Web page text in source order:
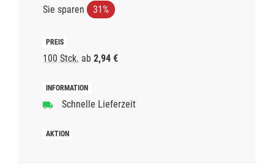
Sie sparen 31%
100 Stck. ab 2,94 €
Schnelle Lieferzeit